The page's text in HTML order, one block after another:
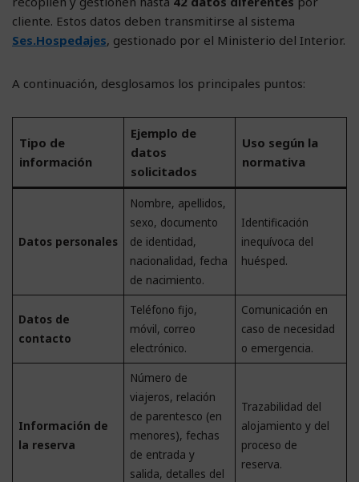
cliente. Estos datos deben transmitirse al sistema
Ses.Hospedajes, gestionado por el Ministerio del Interior.
A continuación, desglosamos los principales puntos:
Tipo de
información
Ejemplo de
datos
solicitados
Uso según la
normativa
Datos personales
Nombre, apellidos,
sexo, documento
de identidad,
nacionalidad, fecha
de nacimiento.
Identificación
inequívoca del
huésped.
Datos de
contacto
Teléfono fijo,
móvil, correo
electrónico.
Comunicación en
caso de necesidad
o emergencia.
Información de
la reserva
Número de
viajeros, relación
de parentesco (en
menores), fechas
de entrada y
salida, detalles del
Trazabilidad del
alojamiento y del
proceso de
reserva.